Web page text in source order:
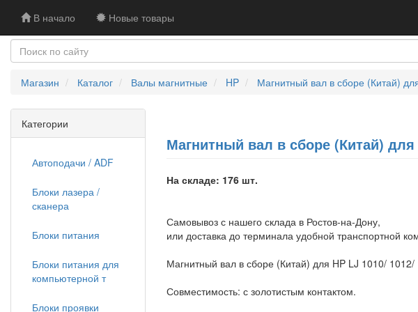
В начало Новые товары
Магазин Каталог Валы магнитные HP Магнитный вал в сборе (Китай)
Магнитный вал в сборе (Китай) для
На складе: 176 шт.
Самовывоз с нашего склада в Ростов-на-Дону,
или доставка до терминала удобной транспортной
Магнитный вал в сборе (Китай) для HP LJ 1010/
Совместимость: с золотистым контактом.
Категории
Автоподачи / ADF
Блоки лазера /
сканера
Блоки питания
Блоки питания для
компьютерной т
Блоки проявки